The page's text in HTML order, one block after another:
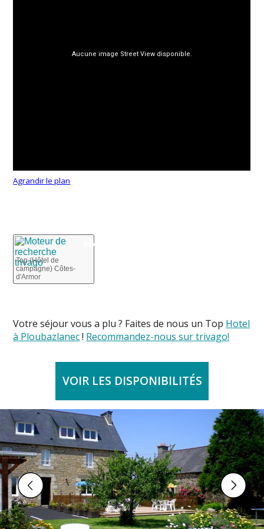
Agrandir le plan
6
Top (Hôtel de
campagne) Côtes-
d'Armor
Votre séjour vous a plu ? Faites de nous un Top Hotel
à Ploubazlanec! Recommandez-nous sur trivago!
VOIR LES DISPONIBILITÉS